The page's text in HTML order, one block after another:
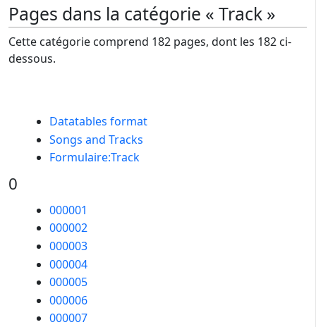
Pages dans la catégorie « Track »
Cette catégorie comprend 182 pages, dont les 182 ci-
dessous.
Datatables format
Songs and Tracks
Formulaire:Track
0
000001
000002
000003
000004
000005
000006
000007